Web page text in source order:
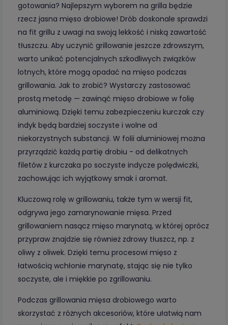
gotowania? Najlepszym wyborem na grilla będzie
rzecz jasna mięso drobiowe! Drób doskonale sprawdzi
na fit grillu z uwagi na swoją lekkość i niską zawartość
tłuszczu. Aby uczynić grillowanie jeszcze zdrowszym,
warto unikać potencjalnych szkodliwych związków
lotnych, które mogą opadać na mięso podczas
grillowania. Jak to zrobić? Wystarczy zastosować
prostą metodę — zawinąć mięso drobiowe w folię
aluminiową. Dzięki temu zabezpieczeniu kurczak czy
indyk będą bardziej soczyste i wolne od
niekorzystnych substancji. W folii aluminiowej można
przyrządzić każdą partię drobiu - od delikatnych
filetów z kurczaka po soczyste indycze polędwiczki,
zachowując ich wyjątkowy smak i aromat.
Kluczową rolę w grillowaniu, także tym w wersji fit,
odgrywa jego zamarynowanie mięsa. Przed
grillowaniem nasącz mięso marynatą, w której oprócz
przypraw znajdzie się również zdrowy tłuszcz, np. z
oliwy z oliwek. Dzięki temu procesowi mięso z
łatwością wchłonie marynatę, stając się nie tylko
soczyste, ale i miękkie po zgrillowaniu.
Podczas grillowania mięsa drobiowego warto
skorzystać z różnych akcesoriów, które ułatwią nam